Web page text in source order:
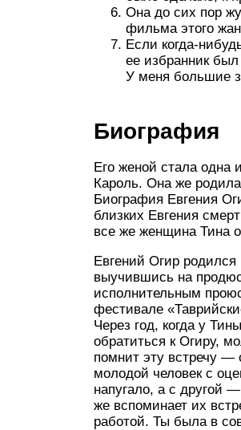
Она до сих пор
фильма этого
Если когда-
ее избранник
У меня большие
Биография
Его женой стала одна
Кароль. Она же
Биография Евгения
близких Евгения
все же женщина Тина
Евгений Огир родился
выучившись на
исполнительным
фестивале
Через год, когда у
обратиться к Огиру,
помнит эту встречу —
молодой человек с
напугало, а с другой
же вспоминает их
работой. Ты была в